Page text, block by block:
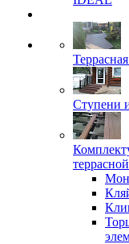
Ступени